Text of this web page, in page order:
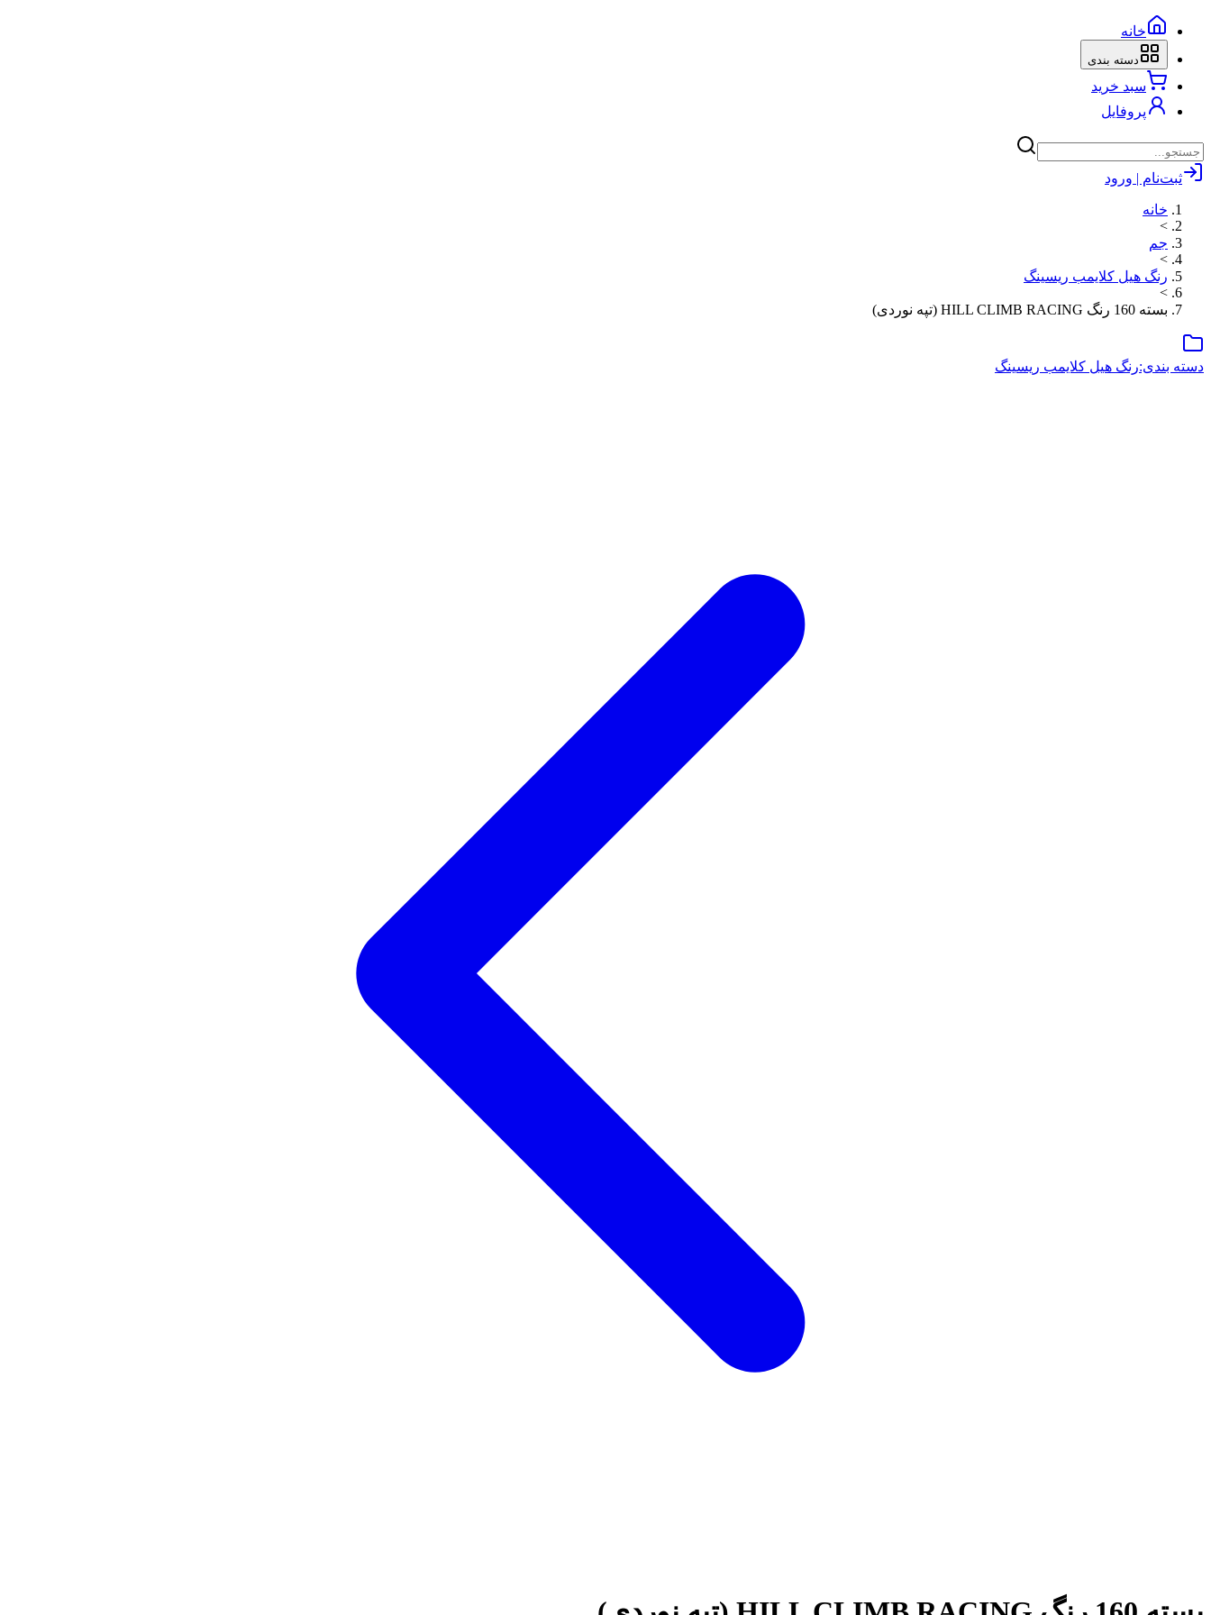
خانه
دسته بندی
سبد خرید
پروفایل
ثبت‌نام | ورود
خانه
>
جم
>
رنگ هیل کلایمب ریسینگ
>
بسته 160 رنگ HILL CLIMB RACING (تپه نوردی)
دسته بندی:رنگ هیل کلایمب ریسینگ